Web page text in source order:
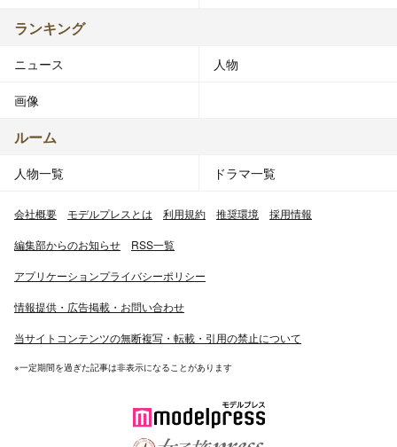
ランキング
ニュース 人物
画像
ルーム
人物一覧 ドラマ一覧
会社概要 モデルプレスとは 利用規約 推奨環境 採用情報
編集部からのお知らせ RSS一覧
アプリケーションプライバシーポリシー
情報提供・広告掲載・お問い合わせ
当サイトコンテンツの無断複写・転載・引用の禁止について
※一定期間を過ぎた記事は非表示になることがあります